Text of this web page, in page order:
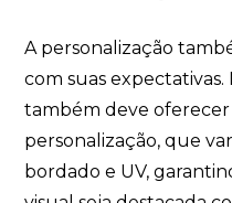
A personalização
com suas expectativas.
também deve oferecer
personalização, que
bordado e UV,